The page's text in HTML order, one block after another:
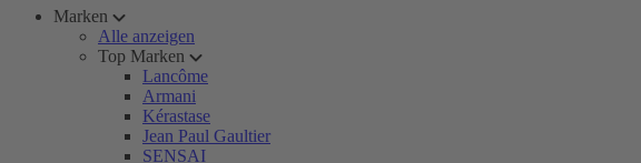
Marken
Alle anzeigen
Top Marken
Lancôme
Armani
Kérastase
Jean Paul Gaultier
SENSAI